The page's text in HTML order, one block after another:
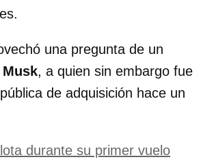
una pregunta de un
Musk, a quien sin embargo fue
de adquisición hace un
durante su primer vuelo